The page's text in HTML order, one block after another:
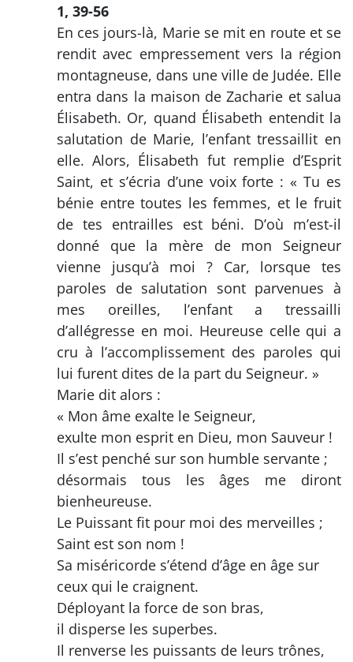
1, 39-56
En ces jours-là, Marie se mit en route et se
rendit avec empressement vers la région
montagneuse, dans une ville de Judée. Elle
entra dans la maison de Zacharie et salua
Élisabeth. Or, quand Élisabeth entendit la
salutation de Marie, l’enfant tressaillit en
elle. Alors, Élisabeth fut remplie d’Esprit
Saint, et s’écria d’une voix forte : « Tu es
bénie entre toutes les femmes, et le fruit
de tes entrailles est béni. D’où m’est-il
donné que la mère de mon Seigneur
vienne jusqu’à moi ? Car, lorsque tes
paroles de salutation sont parvenues à
mes oreilles, l’enfant a tressailli
d’allégresse en moi. Heureuse celle qui a
cru à l’accomplissement des paroles qui
lui furent dites de la part du Seigneur. »
Marie dit alors :
« Mon âme exalte le Seigneur,
exulte mon esprit en Dieu, mon Sauveur !
Il s’est penché sur son humble servante ;
désormais tous les âges me diront
bienheureuse.
Le Puissant fit pour moi des merveilles ;
Saint est son nom !
Sa miséricorde s’étend d’âge en âge sur
ceux qui le craignent.
Déployant la force de son bras,
il disperse les superbes.
Il renverse les puissants de leurs trônes,